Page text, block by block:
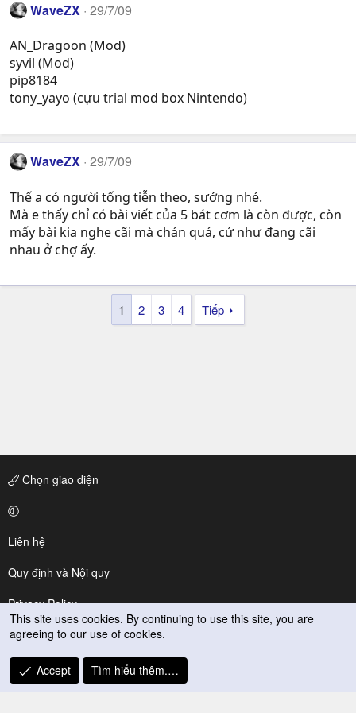
WaveZX 29/7/09
AN_Dragoon (Mod)
syvil (Mod)
pip8184
tony_yayo (cựu trial mod box Nintendo)
WaveZX 29/7/09
Thế a có người tống tiễn theo, sướng nhé.
Mà e thấy chỉ có bài viết của 5 bát cơm là còn được, còn
mấy bài kia nghe cãi mà chán quá, cứ như đang cãi
nhau ở chợ ấy.
1 2 3 4 Tiếp
Chọn giao diện
Liên hệ
Quy định và Nội quy
Privacy Policy
Trợ giúp
R
S
This site uses cookies. By continuing to use this site, you are
agreeing to our use of cookies.
Accept Tìm hiểu thêm.…